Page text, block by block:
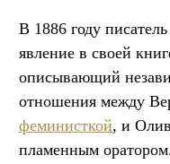
В 1886 году
явление в своей
описывающий
отношения между
феминисткой, и
пламенным